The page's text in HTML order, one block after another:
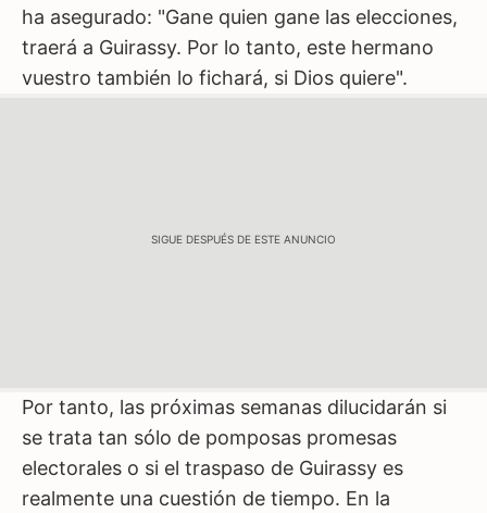
ha asegurado: "Gane quien gane las elecciones,
traerá a Guirassy. Por lo tanto, este hermano
vuestro también lo fichará, si Dios quiere".
SIGUE DESPUÉS DE ESTE ANUNCIO
Por tanto, las próximas semanas dilucidarán si
se trata tan sólo de pomposas promesas
electorales o si el traspaso de Guirassy es
realmente una cuestión de tiempo. En la